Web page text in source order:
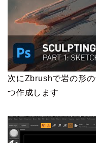
次にZbrushで岩の形
つ作成します